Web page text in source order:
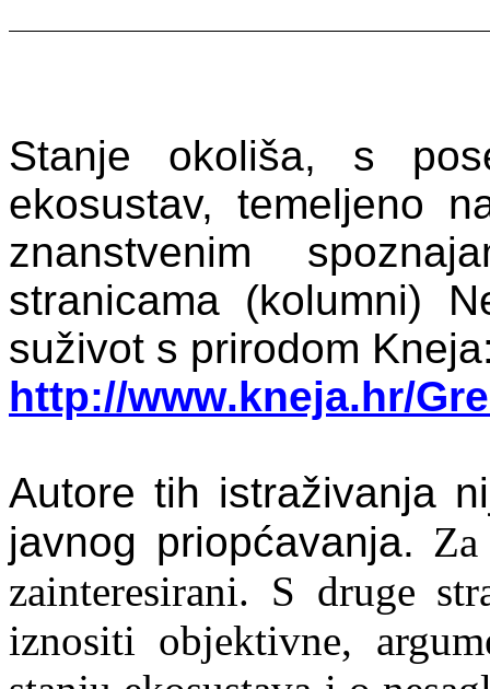
Stanje okoliša, s
ekosustav, temeljeno
znanstvenim
stranicama (kolumni)
suživot s prirodom
http://www.kneja.hr/
Autore tih istraživanja
javnog priopćavanja. Za
zainteresirani. S druge
iznositi objektivne,